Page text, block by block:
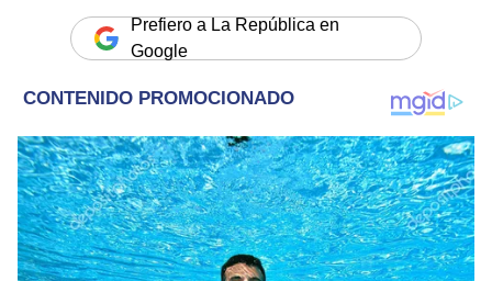
Prefiero a La República en
Google